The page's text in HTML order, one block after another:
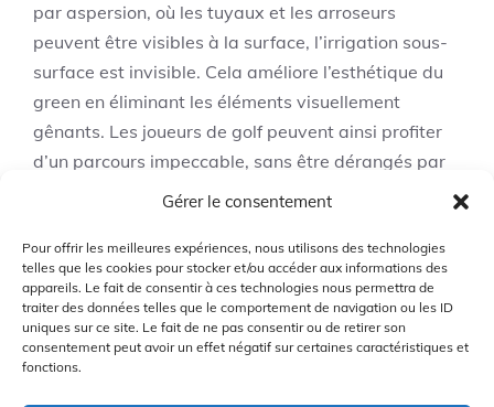
Gérer le consentement
Pour offrir les meilleures expériences, nous utilisons des technologies
telles que les cookies pour stocker et/ou accéder aux informations des
appareils. Le fait de consentir à ces technologies nous permettra de
traiter des données telles que le comportement de navigation ou les ID
uniques sur ce site. Le fait de ne pas consentir ou de retirer son
consentement peut avoir un effet négatif sur certaines caractéristiques et
fonctions.
par aspersion, où les tuyaux et les arroseurs
peuvent être visibles à la surface, l’irrigation sous-
surface est invisible. Cela améliore l’esthétique du
green en éliminant les éléments visuellement
gênants. Les joueurs de golf peuvent ainsi profiter
d’un parcours impeccable, sans être dérangés par
la présence d’équipements d’irrigation.
Efficacité accrue
En irriguant directement les racines des herbes,
l’irrigation sous-surface permet une absorption plus
efficace de l’eau. Cela favorise la croissance saine